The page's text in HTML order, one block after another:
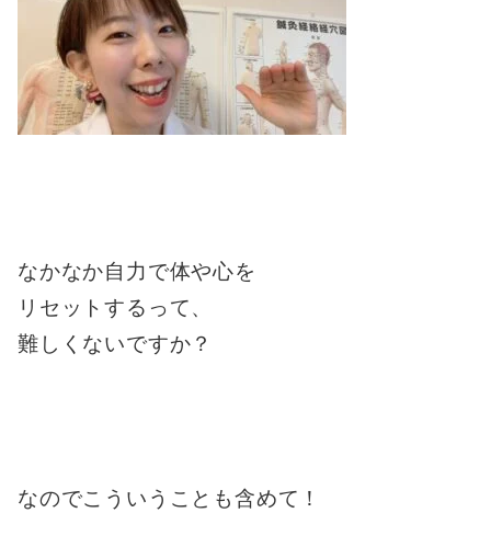
なかなか自力で体や心を
リセットするって、
難しくないですか？
なのでこういうことも含めて！